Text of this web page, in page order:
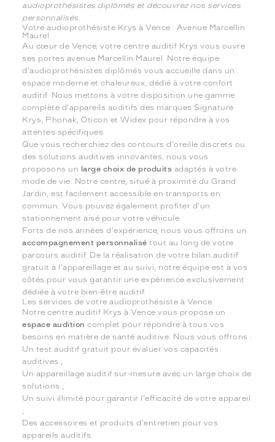
audioprothésistes diplômés et découvrez nos services
personnalisés.
Votre audioprothésiste Krys à Vence : Avenue Marcellin
Maurel
Au cœur de Vence, votre centre auditif Krys vous ouvre
ses portes avenue Marcellin Maurel. Notre équipe
d'audioprothésistes diplômés vous accueille dans un
espace moderne et chaleureux, dédié à votre confort
auditif. Nous mettons à votre disposition une gamme
complète d'appareils auditifs des marques Signature
Krys, Phonak, Oticon et Widex pour répondre à vos
attentes spécifiques.
Que vous recherchiez des contours d'oreille discrets ou
des solutions auditives innovantes, nous vous
proposons un large choix de produits adaptés à votre
mode de vie. Notre centre, situé à proximité du Grand
Jardin, est facilement accessible en transports en
commun. Vous pouvez également profiter d'un
stationnement aisé pour votre véhicule.
Forts de nos années d'expérience, nous vous offrons un
accompagnement personnalisé tout au long de votre
parcours auditif. De la réalisation de votre bilan auditif
gratuit à l'appareillage et au suivi, notre équipe est à vos
côtés pour vous garantir une expérience exclusivement
dédiée à votre bien-être auditif.
Les services de votre audioprothésiste à Vence
Notre centre auditif Krys à Vence vous propose un
espace audition complet pour répondre à tous vos
besoins en matière de santé auditive. Nous vous offrons :
Un test auditif gratuit pour évaluer vos capacités
auditives ;
Un appareillage auditif sur-mesure avec un large choix de
solutions ;
Un suivi illimité pour garantir l'efficacité de votre appareil
;
Des accessoires et produits d'entretien pour vos
appareils auditifs.